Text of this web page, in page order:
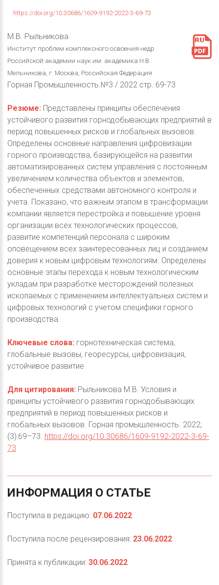
https://doi.org/10.30686/1609-9192-2022-3-69-73
М.В. Рыльникова
Институт проблем комплексного освоения недр
Российской академии наук им. академика Н.В.
Мельникова, г. Москва, Российская Федерация
Горная Промышленность №3 / 2022 стр. 69-73
Резюме: Представлены принципы обеспечения
устойчивого развития горнодобывающих предприятий в
период повышенных рисков и глобальных вызовов.
Определены основные направления цифровизации
горного производства, базирующейся на развитии
автоматизированных систем управления с постоянным
увеличением количества объектов и элементов,
обеспеченных средствами автономного контроля и
учета. Показано, что важным этапом в трансформации
компании является перестройка и повышение уровня
организации всех технологических процессов,
развитие компетенций персонала с широким
оповещением всех заинтересованных лиц и созданием
доверия к новым цифровым технологиям. Определены
основные этапы перехода к новым технологическим
укладам при разработке месторождений полезных
ископаемых с применением интеллектуальных систем и
цифровых технологий с учетом специфики горного
производства.
Ключевые слова: горнотехническая система,
глобальные вызовы, георесурсы, цифровизация,
устойчивое развитие
Для цитирования: Рыльникова М.В. Условия и
принципы устойчивого развития горнодобывающих
предприятий в период повышенных рисков и
глобальных вызовов. Горная промышленность. 2022;
(3):69–73. https://doi.org/10.30686/1609-9192-2022-3-69-
73
ИНФОРМАЦИЯ О СТАТЬЕ
Поступила в редакцию: 07.06.2022
Поступила после рецензирования: 23.06.2022
Принята к публикации: 30.06.2022